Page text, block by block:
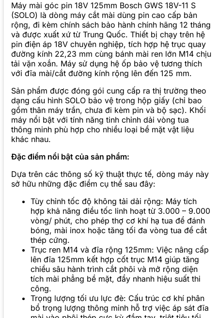
Máy mài góc pin 18V 125mm Bosch GWS 18V-11 S
(SOLO) là dòng máy cắt mài dùng pin cao cấp bản
rộng, đi kèm chính sách bảo hành chính hãng 12 tháng
và được xuất xứ từ Trung Quốc. Thiết bị chạy trên hệ
pin điện áp 18V chuyên nghiệp, tích hợp hệ trục quay
đường kính 22,23 mm cùng bánh mài ren lớn M14 chịu
tải vặn xoắn. Máy sử dụng hệ ốp bảo vệ tương thích
với đĩa mài/cắt đường kính rộng lên đến 125 mm.
Sản phẩm được đóng gói cung cấp ra thị trường theo
dạng cấu hình SOLO bảo vệ trong hộp giấy (chỉ bao
gồm thân máy trần, chưa đi kèm pin và bộ sạc). Khối
máy nổi bật với tính năng tinh chỉnh dải vòng tua
thông minh phù hợp cho nhiều loại bề mặt vật liệu
khác nhau.
Đặc điểm nổi bật của sản phẩm:
Dựa trên các thông số kỹ thuật thực tế, dòng máy này
sở hữu những đặc điểm cụ thể sau đây:
Tùy chỉnh tốc độ không tải dải rộng: Máy tích
hợp khả năng điều tốc linh hoạt từ 3.000 – 9.000
vòng/ phút, cho phép thợ cơ khí hạ tua để đánh
bóng, mài inox hoặc tăng tối đa vòng tua để cắt
thép cứng.
Trục ren M14 và đĩa rộng 125mm: Việc nâng cấp
lên đĩa 125mm kết hợp cốt trục M14 giúp tăng
chiều sâu hành trình cắt phôi và mở rộng diện
tích mài phẳng bề mặt, đẩy nhanh hiệu suất thi
công.
Trọng lượng tối ưu lực đè: Cấu trúc cơ khí phân
bổ trọng lượng thông minh hỗ trợ việc áp sát đĩa